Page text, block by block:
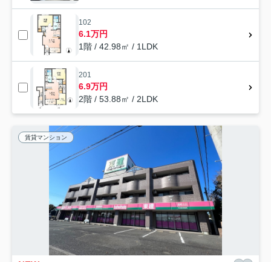
102
6.1万円
1階 / 42.98㎡ / 1LDK
201
6.9万円
2階 / 53.88㎡ / 2LDK
賃貸マンション